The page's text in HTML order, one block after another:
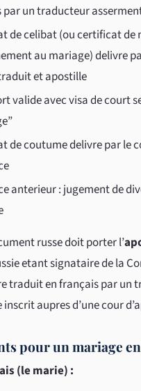
un traducteur
de celibat (ou certificat de
au mariage) delivre
et apostille
valide avec visa de court
de coutume delivre par le
anterieur : jugement de
russe doit porter l’
etant signataire de la
traduit en français par un
aupres d’une cour
pour un mariage
(le marie) :